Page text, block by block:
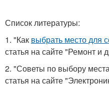
Список литературы:
1. "Как выбрать место для
статья на сайте "Ремонт и
2. "Советы по выбору
статья на сайте